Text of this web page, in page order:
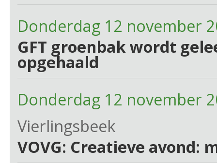
Donderdag 12 november
GFT groenbak wordt
opgehaald
Donderdag 12 november
Vierlingsbeek
VOVG: Creatieve avond: